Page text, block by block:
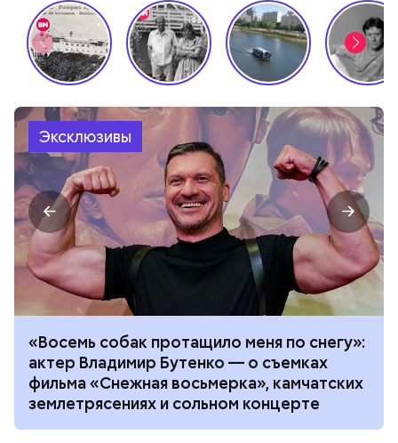
Эксклюзивы
«Восемь собак протащило меня по снегу»:
актер Владимир Бутенко — о съемках
фильма «Снежная восьмерка», камчатских
землетрясениях и сольном концерте